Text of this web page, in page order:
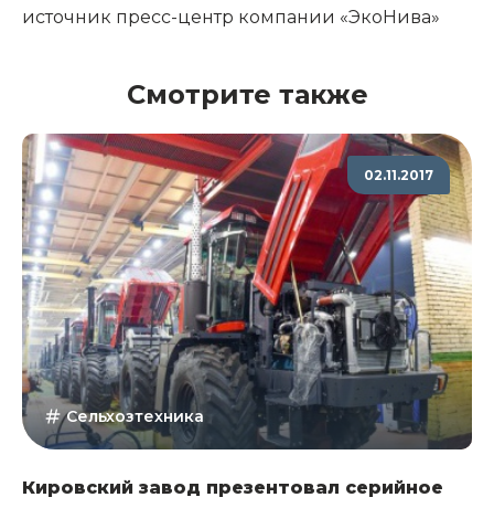
источник пресс-центр компании «ЭкоНива»
Смотрите также
02.11.2017
Сельхозтехника
Кировский завод презентовал серийное